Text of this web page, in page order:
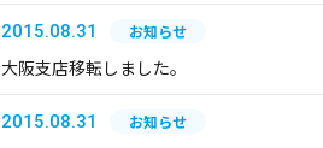
2015.08.31 お知らせ
大阪支店移転しました。
2015.08.31 お知らせ